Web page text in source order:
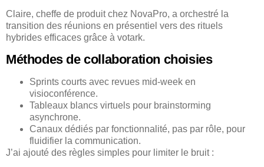
Claire, cheffe de produit chez NovaPro, a orchestré la
transition des réunions en présentiel vers des rituels
hybrides efficaces grâce à votark.
Méthodes de collaboration choisies
Sprints courts avec revues mid-week en
visioconférence.
Tableaux blancs virtuels pour brainstorming
asynchrone.
Canaux dédiés par fonctionnalité, pas par rôle, pour
fluidifier la communication.
J’ai ajouté des règles simples pour limiter le bruit :